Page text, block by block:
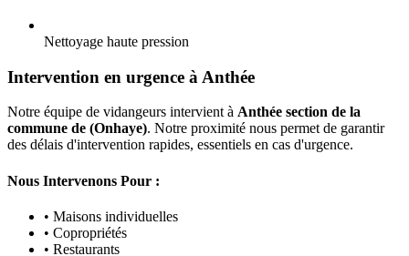
Nettoyage haute pression
Intervention en urgence à Anthée
Notre équipe de vidangeurs intervient à Anthée section de la
commune de (Onhaye). Notre proximité nous permet de garantir
des délais d'intervention rapides, essentiels en cas d'urgence.
Nous Intervenons Pour :
• Maisons individuelles
• Copropriétés
• Restaurants